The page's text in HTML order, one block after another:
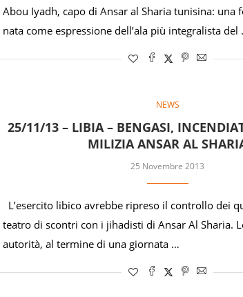
Abou Iyadh, capo di Ansar al Sharia tunisina: una
nata come espressione dell’ala più integralista del
NEWS
25/11/13 – LIBIA – BENGASI,
MILIZIA ANSAR AL
25 Novembre 2013
L’esercito libico avrebbe ripreso il controllo dei
teatro di scontri con i jihadisti di Ansar Al Sharia.
autorità, al termine di una giornata …